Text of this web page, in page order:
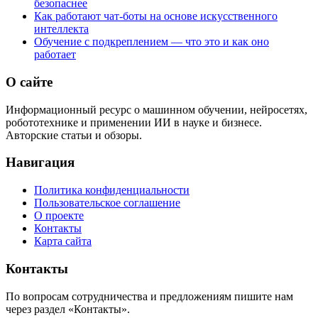
безопаснее
Как работают чат-боты на основе искусственного
интеллекта
Обучение с подкреплением — что это и как оно
работает
О сайте
Информационный ресурс о машинном обучении, нейросетях,
робототехнике и применении ИИ в науке и бизнесе.
Авторские статьи и обзоры.
Навигация
Политика конфиденциальности
Пользовательское соглашение
О проекте
Контакты
Карта сайта
Контакты
По вопросам сотрудничества и предложениям пишите нам
через раздел «Контакты».